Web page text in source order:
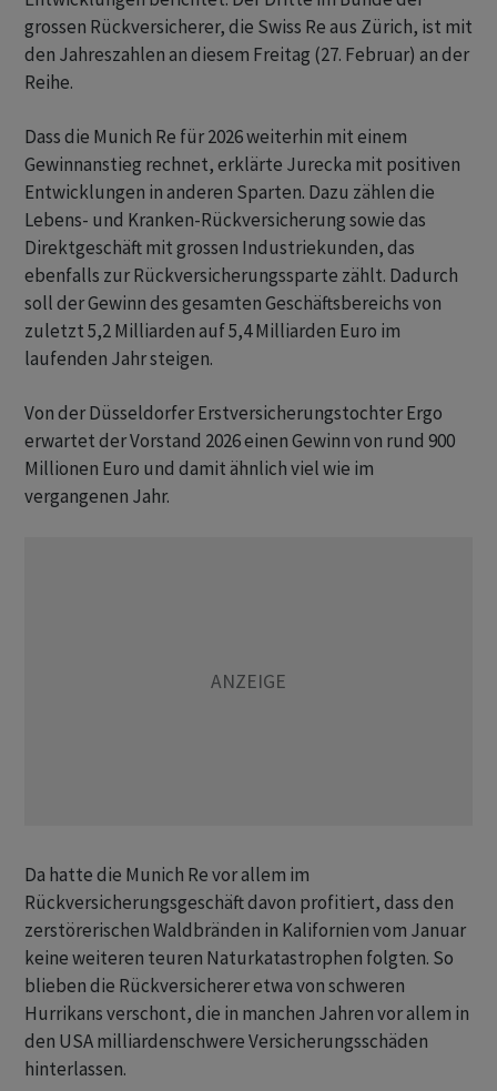
grossen Rückversicherer, die Swiss Re aus Zürich, ist mit
den Jahreszahlen an diesem Freitag (27. Februar) an der
Reihe.
Dass die Munich Re für 2026 weiterhin mit einem
Gewinnanstieg rechnet, erklärte Jurecka mit positiven
Entwicklungen in anderen Sparten. Dazu zählen die
Lebens- und Kranken-Rückversicherung sowie das
Direktgeschäft mit grossen Industriekunden, das
ebenfalls zur Rückversicherungssparte zählt. Dadurch
soll der Gewinn des gesamten Geschäftsbereichs von
zuletzt 5,2 Milliarden auf 5,4 Milliarden Euro im
laufenden Jahr steigen.
Von der Düsseldorfer Erstversicherungstochter Ergo
erwartet der Vorstand 2026 einen Gewinn von rund 900
Millionen Euro und damit ähnlich viel wie im
vergangenen Jahr.
Da hatte die Munich Re vor allem im
Rückversicherungsgeschäft davon profitiert, dass den
zerstörerischen Waldbränden in Kalifornien vom Januar
keine weiteren teuren Naturkatastrophen folgten. So
blieben die Rückversicherer etwa von schweren
Hurrikans verschont, die in manchen Jahren vor allem in
den USA milliardenschwere Versicherungsschäden
hinterlassen.